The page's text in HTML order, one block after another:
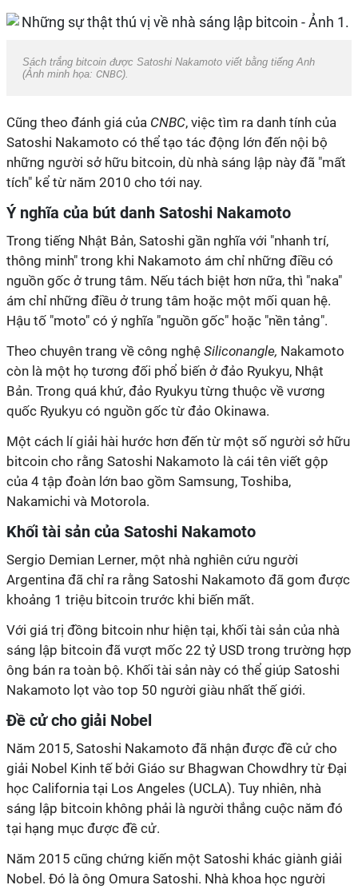
Sách trắng bitcoin được Satoshi Nakamoto viết bằng tiếng Anh
(Ảnh minh họa: CNBC).
Cũng theo đánh giá của CNBC, việc tìm ra danh tính của
Satoshi Nakamoto có thể tạo tác động lớn đến nội bộ
những người sở hữu bitcoin, dù nhà sáng lập này đã "mất
tích" kể từ năm 2010 cho tới nay.
Ý nghĩa của bút danh Satoshi Nakamoto
Trong tiếng Nhật Bản, Satoshi gần nghĩa với "nhanh trí,
thông minh" trong khi Nakamoto ám chỉ những điều có
nguồn gốc ở trung tâm. Nếu tách biệt hơn nữa, thì "naka"
ám chỉ những điều ở trung tâm hoặc một mối quan hệ.
Hậu tố "moto" có ý nghĩa "nguồn gốc" hoặc "nền tảng".
Theo chuyên trang về công nghệ Siliconangle, Nakamoto
còn là một họ tương đối phổ biến ở đảo Ryukyu, Nhật
Bản. Trong quá khứ, đảo Ryukyu từng thuộc về vương
quốc Ryukyu có nguồn gốc từ đảo Okinawa.
Một cách lí giải hài hước hơn đến từ một số người sở hữu
bitcoin cho rằng Satoshi Nakamoto là cái tên viết gộp
của 4 tập đoàn lớn bao gồm Samsung, Toshiba,
Nakamichi và Motorola.
Khối tài sản của Satoshi Nakamoto
Sergio Demian Lerner, một nhà nghiên cứu người
Argentina đã chỉ ra rằng Satoshi Nakamoto đã gom được
khoảng 1 triệu bitcoin trước khi biến mất.
Với giá trị đồng bitcoin như hiện tại, khối tài sản của nhà
sáng lập bitcoin đã vượt mốc 22 tỷ USD trong trường hợp
ông bán ra toàn bộ. Khối tài sản này có thể giúp Satoshi
Nakamoto lọt vào top 50 người giàu nhất thế giới.
Đề cử cho giải Nobel
Năm 2015, Satoshi Nakamoto đã nhận được đề cử cho
giải Nobel Kinh tế bởi Giáo sư Bhagwan Chowdhry từ Đại
học California tại Los Angeles (UCLA). Tuy nhiên, nhà
sáng lập bitcoin không phải là người thắng cuộc năm đó
tại hạng mục được đề cử.
Năm 2015 cũng chứng kiến một Satoshi khác giành giải
Nobel. Đó là ông Omura Satoshi. Nhà khoa học người